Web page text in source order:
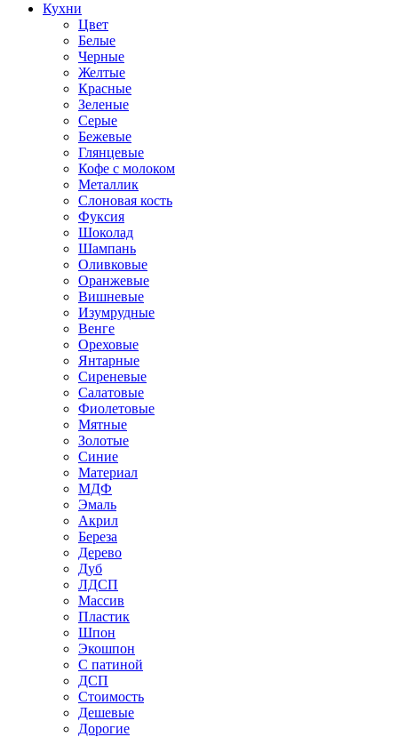
Кухни
Цвет
Белые
Черные
Желтые
Красные
Зеленые
Серые
Бежевые
Глянцевые
Кофе с молоком
Металлик
Слоновая кость
Фуксия
Шоколад
Шампань
Оливковые
Оранжевые
Вишневые
Изумрудные
Венге
Ореховые
Янтарные
Сиреневые
Салатовые
Фиолетовые
Мятные
Золотые
Синие
Материал
МДФ
Эмаль
Акрил
Береза
Дерево
Дуб
ЛДСП
Массив
Пластик
Шпон
Экошпон
С патиной
ДСП
Стоимость
Дешевые
Дорогие